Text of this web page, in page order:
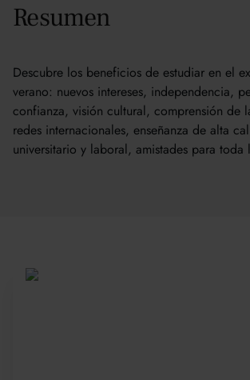
Resumen
Descubre los beneficios de estudiar en el
verano: nuevos intereses, independencia,
confianza, visión cultural, comprensión de
redes internacionales, enseñanza de alta
universitario y laboral, amistades para toda